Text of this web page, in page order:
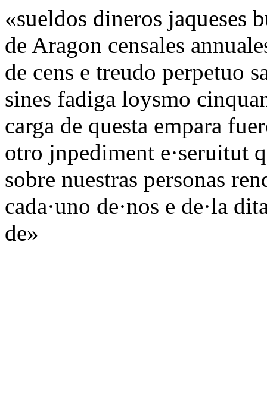
«sueldos dineros jaqueses
de Aragon censales
de cens e treudo perpetuo
sines fadiga loysmo
carga de questa empara
otro jnpediment e·seruitut
sobre nuestras personas
cada·uno de·nos e de·la
de»